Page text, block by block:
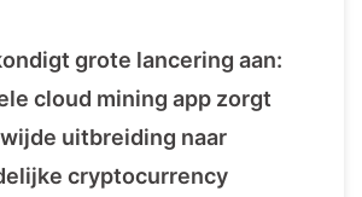
grote lancering aan:
cloud mining app zorgt
uitbreiding naar
cryptocurrency